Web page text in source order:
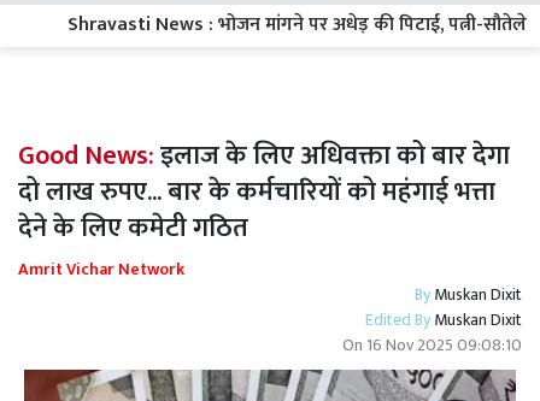
Shravasti News : भोजन मांगने पर अधेड़ की पिटाई, पत्नी-सौतेले
Good News:इलाज के लिए अधिवक्ता को बार देगा
दो लाख रुपए... बार के कर्मचारियों को महंगाई भत्ता
देने के लिए कमेटी गठित
Amrit Vichar Network
ByMuskan Dixit
Edited ByMuskan Dixit
On 16 Nov 2025 09:08:10